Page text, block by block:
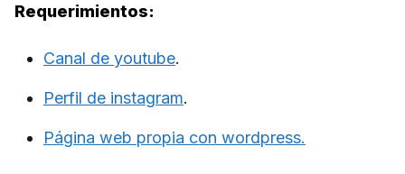
Requerimientos:
Canal de youtube.
Perfil de instagram.
Página web propia con wordpress.